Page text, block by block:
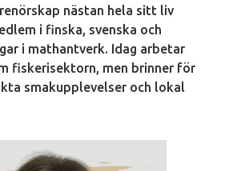
nästan hela sitt liv
i finska, svenska och
i mathantverk. Idag arbetar
fiskerisektorn, men brinner för
smakupplevelser och lokal